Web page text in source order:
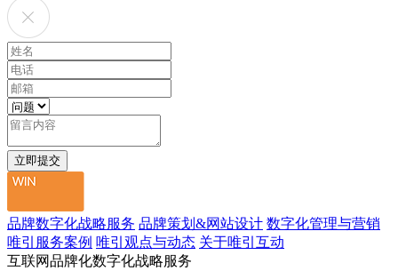
品牌数字化战略服务 品牌策划&网站设计 数字化管理与营销
唯引服务案例 唯引观点与动态 关于唯引互动
互联网品牌化数字化战略服务